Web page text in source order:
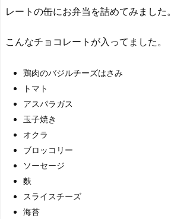
レートの缶にお弁当を詰めてみました。
こんなチョコレートが入ってました。
鶏肉のバジルチーズはさみ
トマト
アスパラガス
玉子焼き
オクラ
ブロッコリー
ソーセージ
麩
スライスチーズ
海苔